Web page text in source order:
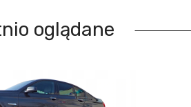
oglądane